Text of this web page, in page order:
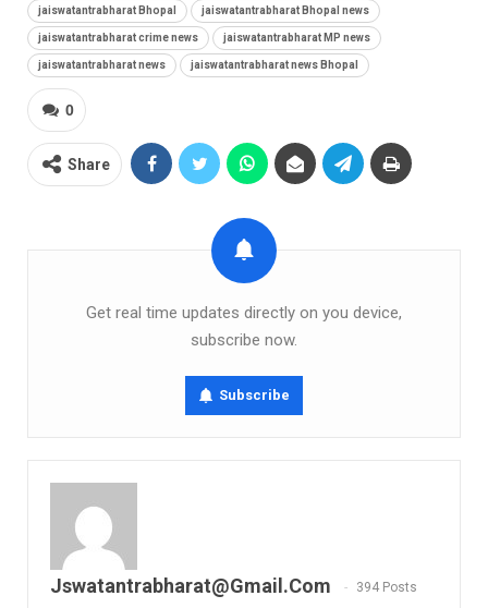
jaiswatantrabharat Bhopal jaiswatantrabharat Bhopal news
jaiswatantrabharat crime news jaiswatantrabharat MP news
jaiswatantrabharat news jaiswatantrabharat news Bhopal
0
Share
Get real time updates directly on you device,
subscribe now.
Subscribe
Jswatantrabharat@gmail.com 394 Posts